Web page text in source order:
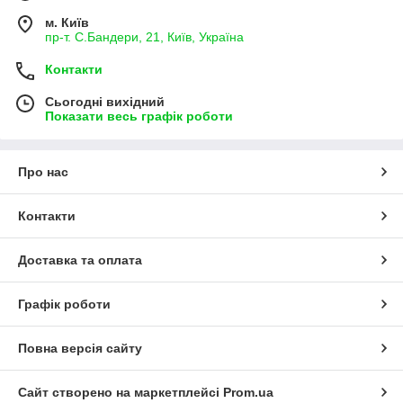
м. Київ
пр-т. С.Бандери, 21, Київ, Україна
Контакти
Сьогодні вихідний
Показати весь графік роботи
Про нас
Контакти
Доставка та оплата
Графік роботи
Повна версія сайту
Сайт створено на маркетплейсі Prom.ua